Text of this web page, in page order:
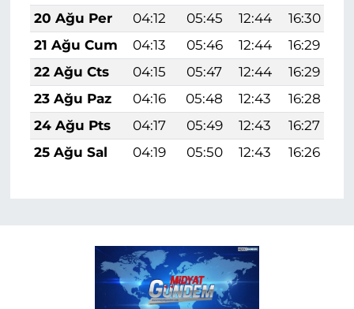
20 Ağu Per 04:12 05:45 12:44 16:30
21 Ağu Cum
04:13 05:46 12:44 16:29
22 Ağu Cts
04:15 05:47 12:44 16:29
23 Ağu Paz
04:16 05:48 12:43 16:28
24 Ağu Pts
04:17 05:49 12:43 16:27
25 Ağu Sal
04:19 05:50 12:43 16:26